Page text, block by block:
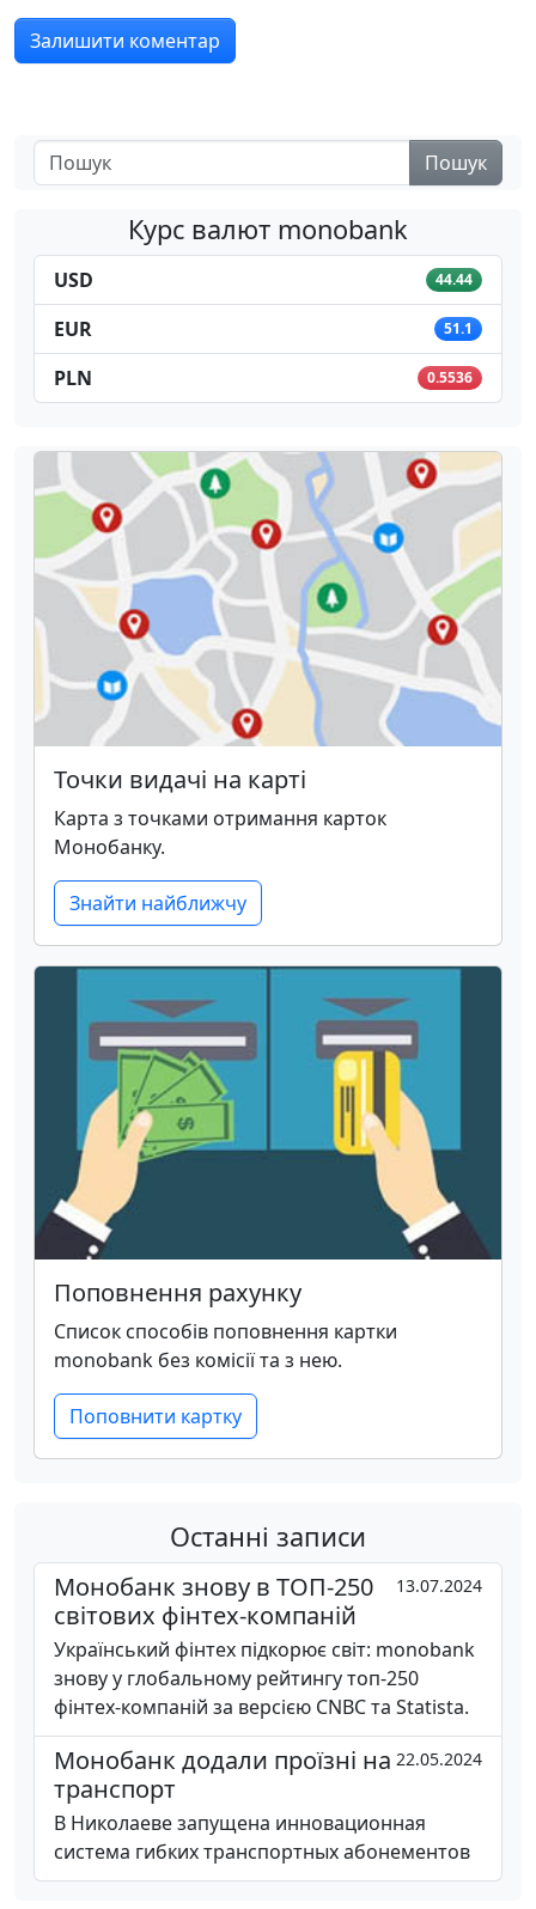
Пошук
Курс валют monobank
USD 44.44
EUR 51.1
PLN 0.5536
Точки видачі на карті
Карта з точками отримання карток
Монобанку.
Знайти найближчу
Поповнення рахунку
Список способів поповнення картки
monobank без комісії та з нею.
Поповнити картку
Останні записи
Монобанк знову в ТОП-250
світових фінтех-компаній
13.07.2024
Український фінтех підкорює світ: monobank
знову у глобальному рейтингу топ-250
фінтех-компаній за версією CNBC та Statista.
Монобанк додали проїзні на
транспорт
22.05.2024
В Николаеве запущена инновационная
система гибких транспортных абонементов